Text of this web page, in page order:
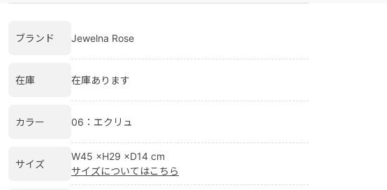
ブランド Jewelna Rose
カラー 06：エクリュ
在庫 在庫あります
サイズ
W45 ×H29 ×D14 cm
サイズについてはこちら